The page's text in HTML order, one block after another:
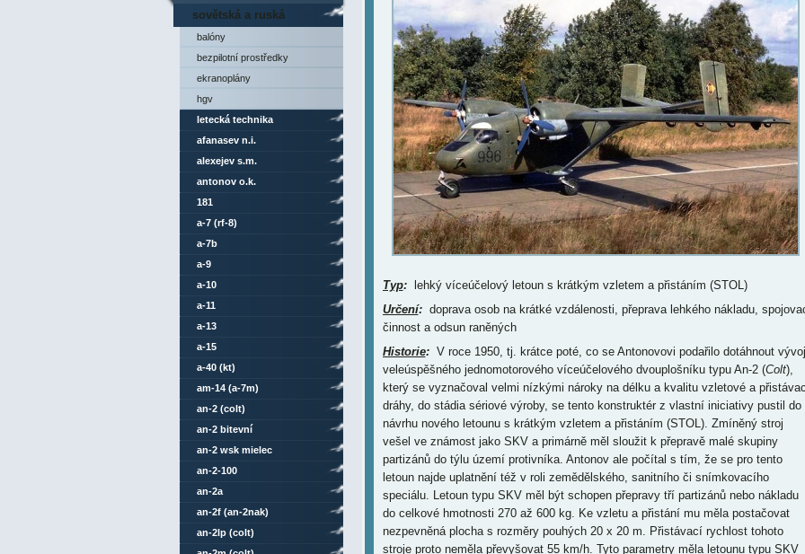
Typ:lehký víceúčelový letoun s krátkým vzletem a přistáním (STOL)
Určení:doprava osob na krátké vzdálenosti, přeprava lehkého nákladu,
činnost a odsun raněných
Historie:V roce 1950, tj. krátce poté, co se Antonovovi podařilo dotáhnout vývoj
veleúspěšného jednomotorového víceúčelového dvouplošníku typu An-2 (Colt),
který se vyznačoval velmi nízkými nároky na délku a kvalitu vzletové a
dráhy, do stádia sériové výroby, se tento konstruktér z vlastní iniciativy pustil do
návrhu nového letounu s krátkým vzletem a přistáním (STOL). Zmíněný stroj
vešel ve známost jako SKV a primárně měl sloužit k přepravě malé skupiny
partizánů do týlu území protivníka. Antonov ale počítal s tím, že se pro tento
letoun najde uplatnění též v roli zemědělského, sanitního či snímkovacího
speciálu. Letoun typu SKV měl být schopen přepravy tří partizánů nebo nákladu
do celkové hmotnosti 270 až 600 kg. Ke vzletu a přistání mu měla postačovat
nezpevněná plocha s rozměry pouhých 20 x 20 m. Přistávací rychlost tohoto
stroje proto neměla převyšovat 55 km/h. Tyto parametry měla letounu typu SKV
sovětská a ruská
technika
balóny
bezpilotní prostředky
ekranoplány
hgv
letecká technika
afanasev n.i.
alexejev s.m.
antonov o.k.
181
a-7 (rf-8)
a-7b
a-9
a-10
a-11
a-13
a-15
a-40 (kt)
am-14 (a-7m)
an-2 (colt)
an-2 bitevní
an-2 wsk mielec
an-2-100
an-2a
an-2f (an-2nak)
an-2lp (colt)